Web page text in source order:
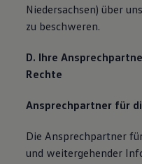
Niedersachsen) über
zu beschweren.
D. Ihre
Rechte
Ansprechpartner für
Die Ansprechpartner
und weitergehender